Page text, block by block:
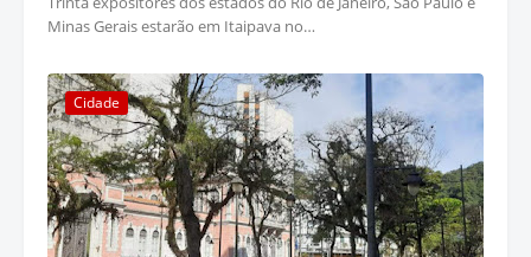
Minas Gerais estarão em Itaipava no…
Cidade